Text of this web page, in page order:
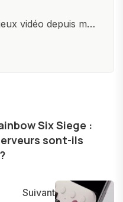
vidéo depuis mon
pour l'univers
Armé
dévoiler les
partageant
avec la
frontières de la
Six Siege :
sont-ils
Suivant